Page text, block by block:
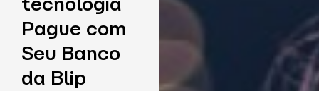
Pague com
Seu Banco
da Blip